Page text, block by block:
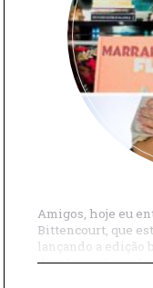
Amigos, hoje eu
Bittencourt, que
lançando a
da editora
Berenson, este